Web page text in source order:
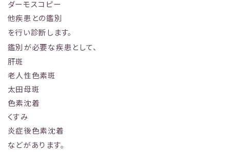
ダーモスコピー
他疾患との鑑別
を行い診断します。
鑑別が必要な疾患として、
肝斑
老人性色素斑
太田母斑
色素沈着
くすみ
炎症後色素沈着
などがあります。